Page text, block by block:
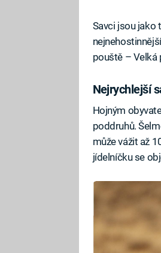
Savci jsou jako
pouště – Velká
Nejrychlejší
Hojným
poddruhů.
může vážit až
jídelníčku se